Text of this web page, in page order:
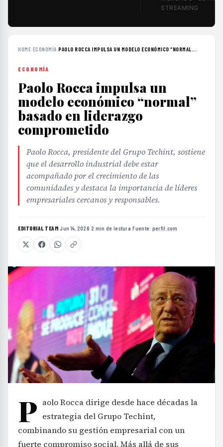
STREAMING
HOME›ECONOMÍA›PAOLO ROCCA IMPULSA UN MODELO ECONÓMICO “NORMAL...
ECONOMÍA
Paolo Rocca impulsa un
modelo económico “normal”
basado en liderazgo
comprometido
Paolo Rocca, presidente del Grupo Techint, sostiene
que el desarrollo industrial debe estar
acompañado por el crecimiento de las
comunidades y destaca la importancia de líderes
empresariales cercanos y responsables.
EDITORIAL TEAM·Jun 14, 2026·2 min de lectura·Fuente: perfil.com
P aolo Rocca dirige desde hace décadas la
estrategia del Grupo Techint,
combinando su gestión empresarial con un
fuerte compromiso social. Más allá de sus